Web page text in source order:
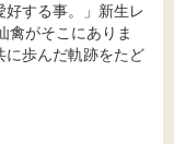
好する事。」新生レ
禽がそこにありま
に歩んだ軌跡をたど